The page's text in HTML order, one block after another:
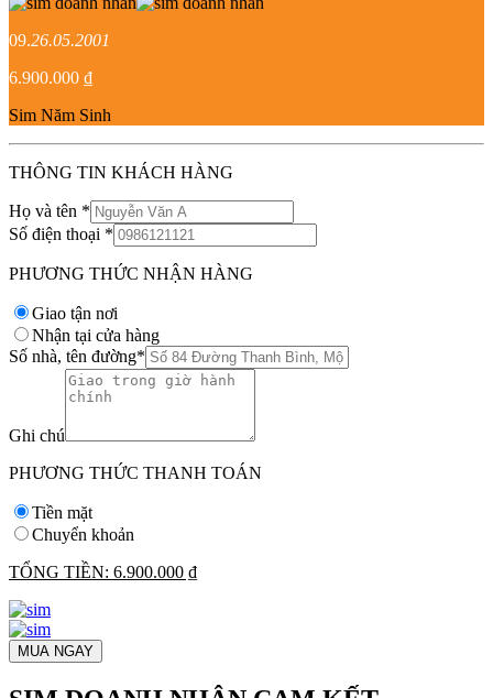
09.26.05.2001
6.900.000 ₫
Sim Năm Sinh
THÔNG TIN KHÁCH HÀNG
Họ và tên *
Số điện thoại *
PHƯƠNG THỨC NHẬN HÀNG
Giao tận nơi
Nhận tại cửa hàng
Số nhà, tên đường*
Ghi chú
PHƯƠNG THỨC THANH TOÁN
Tiền mặt
Chuyển khoản
TỔNG TIỀN: 6.900.000 ₫
MUA NGAY